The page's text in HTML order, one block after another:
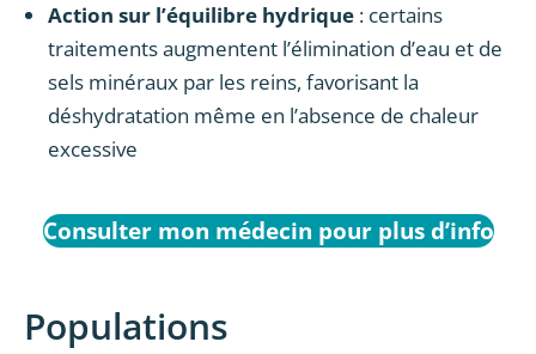
Action sur l’équilibre hydrique : certains
traitements augmentent l’élimination d’eau et de
sels minéraux par les reins, favorisant la
déshydratation même en l’absence de chaleur
excessive
Consulter mon médecin pour plus d’info
Populations